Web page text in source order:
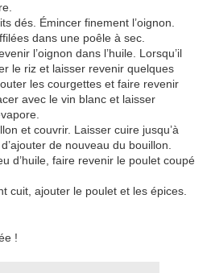
dés. Émincer finement l’oignon.
dans une poêle à sec.
l’oignon dans l’huile. Lorsqu’il
le riz et laisser revenir quelques
les courgettes et faire revenir
avec le vin blanc et laisser
et couvrir. Laisser cuire jusqu’à
de nouveau du bouillon.
d’huile, faire revenir le poulet coupé
cuit, ajouter le poulet et les épices.
!